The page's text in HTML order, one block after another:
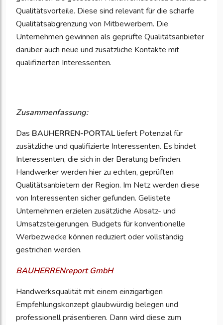
Qualitätsvorteile. Diese sind relevant für die scharfe
Qualitätsabgrenzung von Mitbewerbern. Die
Unternehmen gewinnen als geprüfte Qualitätsanbieter
darüber auch neue und zusätzliche Kontakte mit
qualifizierten Interessenten.
Zusammenfassung:
Das BAUHERREN-PORTALliefert Potenzial für
zusätzliche und qualifizierte Interessenten. Es bindet
Interessenten, die sich in der Beratung befinden.
Handwerker werden hier zu echten, geprüften
Qualitätsanbietern der Region. Im Netz werden diese
von Interessenten sicher gefunden. Gelistete
Unternehmen erzielen zusätzliche Absatz- und
Umsatzsteigerungen. Budgets für konventionelle
Werbezwecke können reduziert oder vollständig
gestrichen werden.
BAUHERRENreport GmbH
Handwerksqualität mit einem einzigartigen
Empfehlungskonzept glaubwürdig belegen und
professionell präsentieren. Dann wird diese zum